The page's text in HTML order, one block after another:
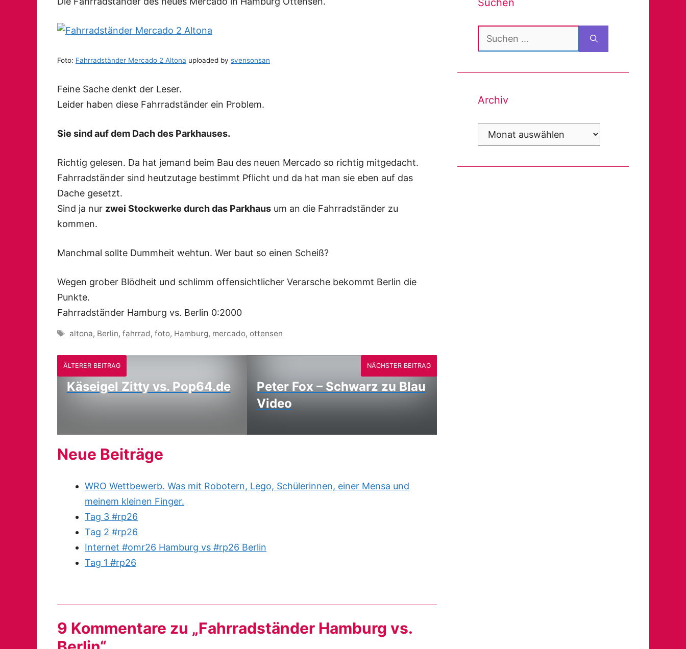
Foto: Fahrradständer Mercado 2 Altona uploaded by svensonsan
Feine Sache denkt der Leser.
Leider haben diese Fahrradständer ein Problem.
Sie sind auf dem Dach des Parkhauses.
Richtig gelesen. Da hat jemand beim Bau des neuen Mercado so richtig mitgedacht.
Fahrradständer sind heutzutage bestimmt Pflicht und da hat man sie eben auf das
Dache gesetzt.
Sind ja nur zwei Stockwerke durch das Parkhaus um an die Fahrradständer zu
kommen.
Manchmal sollte Dummheit wehtun. Wer baut so einen Scheiß?
Wegen grober Blödheit und schlimm offensichtlicher Verarsche bekommt Berlin die
Punkte.
Fahrradständer Hamburg vs. Berlin 0:2000
Schlagwörter
altona, Berlin,fahrrad,foto, Hamburg, mercado,ottensen
ÄLTERER BEITRAG
Käseigel Zitty vs. Pop64.de
Peter Fox – Schwarz zu Blau
Video
NÄCHSTER BEITRAG
Neue Beiträge
WRO Wettbewerb. Was mit Robotern, Lego, Schülerinnen, einer Mensa und
meinem kleinen Finger.
Tag 3 #rp26
Tag 2 #rp26
Internet #omr26 Hamburg vs #rp26 Berlin
Tag 1 #rp26
9 Kommentare zu „Fahrradständer Hamburg vs.
Suchen
Archiv
Archiv